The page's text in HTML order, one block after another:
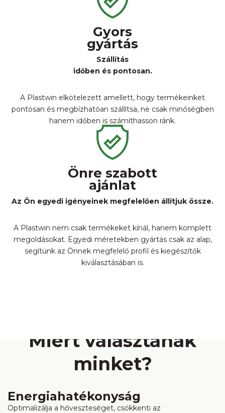
Gyors
gyártás
Szállítás
időben és pontosan.
A Plastwin elkötelezett amellett, hogy termékeinket
pontosan és megbízhatóan szállítsa, ne csak minőségben
hanem időben is számíthasson ránk.
Önre szabott
ajánlat
Az Ön egyedi igényeinek megfelelően állítjuk össze.
A Plastwin nem csak termékeket kínál, hanem komplett
megoldásokat. Egyedi méretekben gyártás csak az alap,
segítünk az Önnek megfelelő profil és kiegészítők
kiválasztásában is.
Miért választanak
minket?
Energiahatékonyság
Optimalizálja a hőveszteséget, csökkenti az